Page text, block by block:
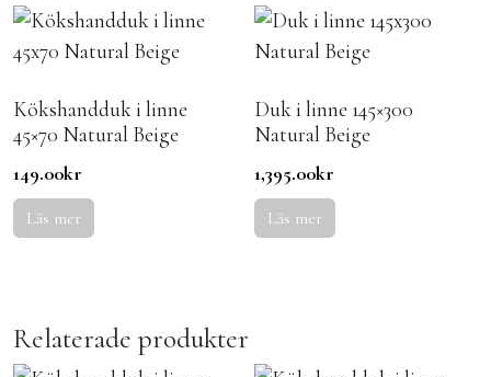
Kökshandduk i linne
45×70 Natural Beige
149.00kr
Läs mer
Duk i linne 145×300
Natural Beige
1,395.00kr
Läs mer
Relaterade produkter